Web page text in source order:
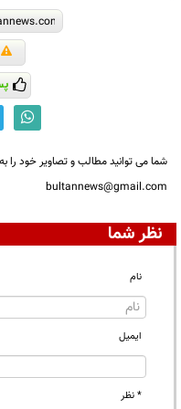
شما می توانید مطالب و تصاویر خود را
bultannews@gmail.com
نظر شما
نام
ایمیل
* نظر